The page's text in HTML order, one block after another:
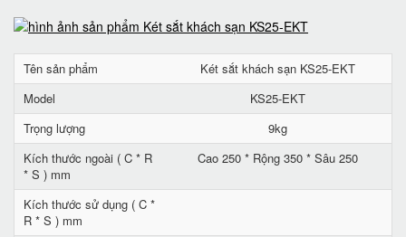
Tên sản phẩm
Két sắt khách sạn KS25-EKT
Model
KS25-EKT
Trọng lượng
9kg
Kích thước ngoài ( C * R
* S ) mm
Cao 250 * Rộng 350 * Sâu 250
Kích thước sử dụng ( C *
R * S ) mm